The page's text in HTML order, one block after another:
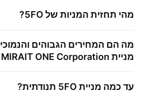
מהי תחזית המניות של 5FO
?
מה הם המחירים הגבוהים
מניית MIRAIT ONE Corporation
עד כמה מניית 5FO תנודתית?